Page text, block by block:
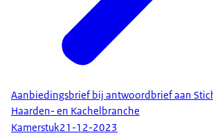
Aanbiedingsbrief bij antwoordbrief aan
Haarden- en Kachelbranche
Kamerstuk21-12-2023